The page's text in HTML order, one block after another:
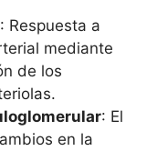
: Respuesta a
mediante
de los
: El
en la